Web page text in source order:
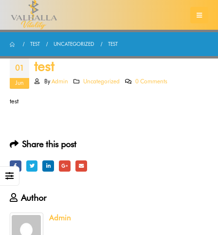
TEST UNCATEGORIZED TEST
01
Jun
test
By Admin Uncategorized 0 Comments
test
Share this post
Author
Admin